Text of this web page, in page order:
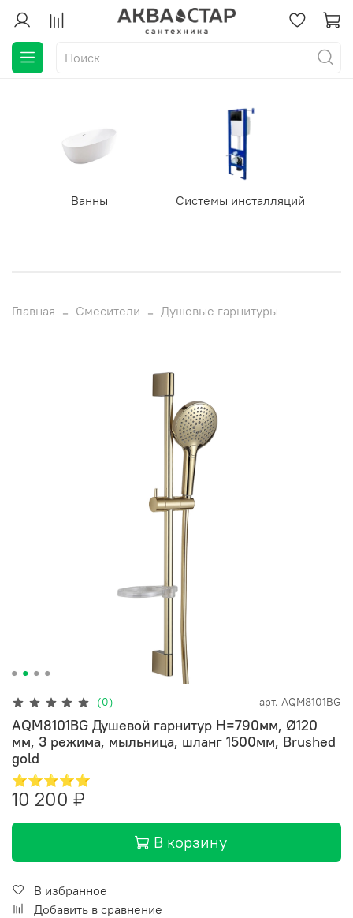
Ванны Системы инсталляций
Главная Смесители Душевые гарнитуры
(0) арт. AQM8101BG
AQM8101BG Душевой гарнитур H=790мм, Ø120
мм, 3 режима, мыльница, шланг 1500мм, Brushed
gold
⭐⭐⭐⭐⭐
10 200 ₽
В корзину
В избранное
Добавить в сравнение